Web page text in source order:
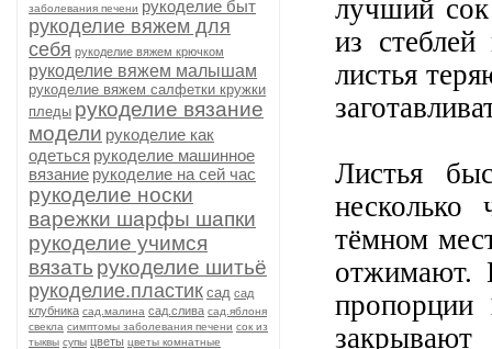
заболевания печени рукоделие быт
рукоделие вяжем для
себя рукоделие вяжем крючком
рукоделие вяжем малышам
рукоделие вяжем салфетки кружки
пледы рукоделие вязание
модели рукоделие как
одеться рукоделие машинное
вязание рукоделие на сей час
рукоделие носки
варежки шарфы шапки
рукоделие учимся
вязать рукоделие шитьё
рукоделие.пластик сад сад
клубника сад.малина сад.слива сад.яблоня
свекла симптомы заболевания печени сок из
тыквы супы цветы цветы комнатные
лучший
из
листья
Листья
тёмном
отжимают.
пропорции